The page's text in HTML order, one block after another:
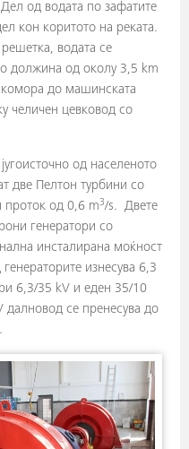
од водата по зафатите
кон коритото на реката.
водата се
должина од околу 3,5 km
до машинската
челичен цевковод со
од населеното
две Пелтон турбини со
проток од 0,6 m3/s. Двете
генератори со
инсталирана моќност
изнесува 6,3
6,3/35 kV и еден 35/10
се пренесува до